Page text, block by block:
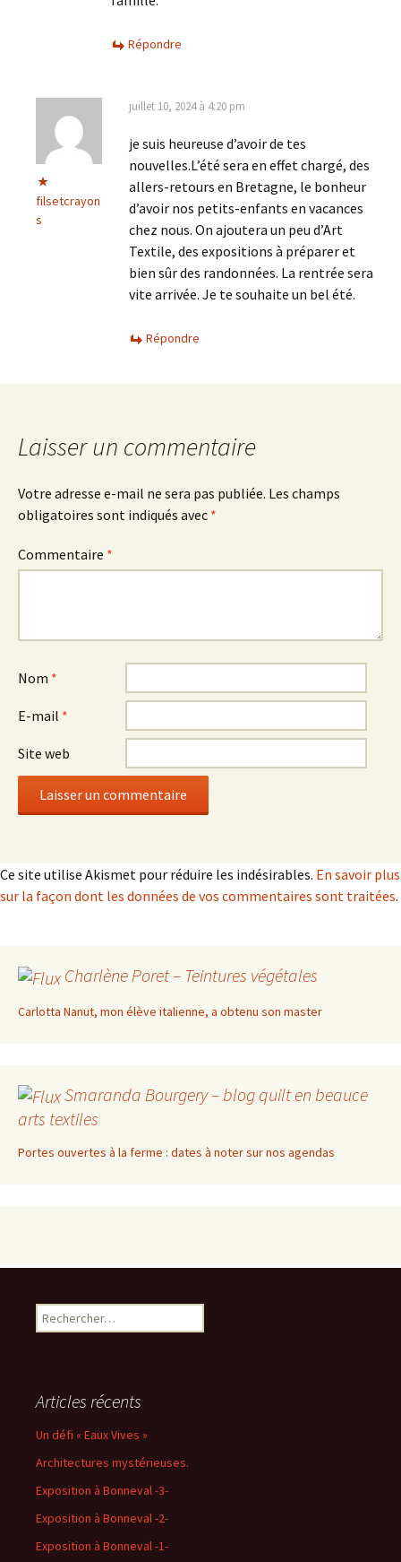
Répondre
filsetcrayon
s
juillet 10, 2024 à 4:20 pm
je suis heureuse d’avoir de tes
nouvelles.L’été sera en effet chargé, des
allers-retours en Bretagne, le bonheur
d’avoir nos petits-enfants en vacances
chez nous. On ajoutera un peu d’Art
Textile, des expositions à préparer et
bien sûr des randonnées. La rentrée sera
vite arrivée. Je te souhaite un bel été.
Répondre
Laisser un commentaire
Votre adresse e-mail ne sera pas publiée. Les champs
obligatoires sont indiqués avec *
Commentaire *
Nom *
E-mail *
Site web
Ce site utilise Akismet pour réduire les indésirables. En savoir plus
sur la façon dont les données de vos commentaires sont traitées.
Charlène Poret – Teintures végétales
Carlotta Nanut, mon élève italienne, a obtenu son master
Smaranda Bourgery – blog quilt en beauce
arts textiles
Portes ouvertes à la ferme : dates à noter sur nos agendas
Rechercher :
Articles récents
Un défi « Eaux Vives »
Architectures mystérieuses.
Exposition à Bonneval -3-
Exposition à Bonneval -2-
Exposition à Bonneval -1-